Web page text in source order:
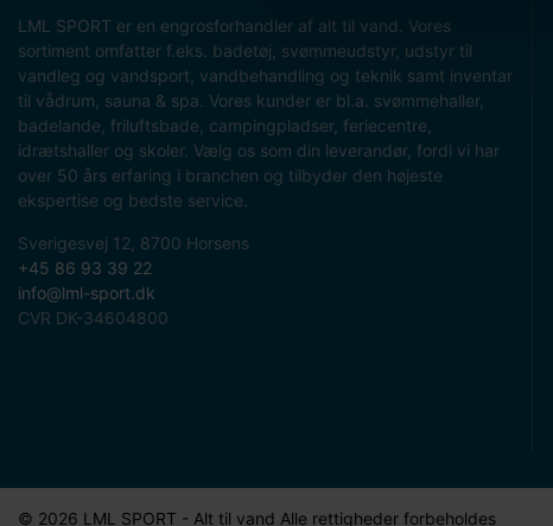
LML SPORT er en engrosforhandler af alt til vand. Vores
sortiment omfatter f.eks. badetøj, svømmeudstyr, udstyr til
vandleg og vandsport, vandbehandling og teknik samt inventar
til vådrum, sauna & spa. Vores kunder er bl.a. svømmehaller,
badelande, friluftsbade, campingpladser, feriecentre,
idrætshaller og skoler. Vælg os som din leverandør, fordi vi har
over 50 års erfaring i branchen og tilbyder den højeste
ekspertise og bedste service.
Sverigesvej 12, 8700 Horsens
+45 86 93 39 22
info@lml-sport.dk
CVR DK-34604800
© 2026 LML SPORT - Alt til vand Alle rettigheder forbeholdes